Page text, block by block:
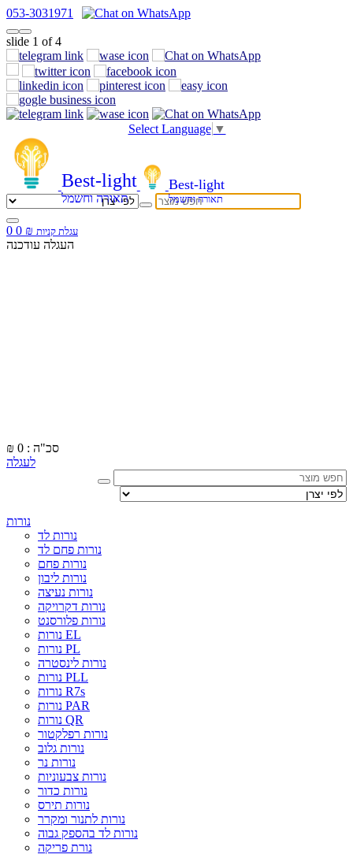
053-3031971
slide 1 of 4
Select Language ▼
Best-light
תאורה וחשמל
Best-light
תאורה וחשמל
0 עגלת קניות ₪
0
העגלה עודכנה
₪
סכ"ה : 0
לעגלה
נורות
נורות לד
נורות פחם לד
נורות פחם
נורות ליבון
נורות נעיצה
נורות דקרויקה
נורות פלורסנט
נורות EL
נורות PL
נורות לינסטרה
נורות PLL
נורות R7s
נורות PAR
נורות QR
נורות רפלקטור
נורות גלוב
נורות נר
נורות צבעוניות
נורות כדור
נורות תירס
נורות לתנור ומקרר
נורות לד בהספק גבוה
נורת פריקה